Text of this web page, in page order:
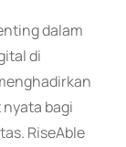
dalam
di
bagi
RiseAble